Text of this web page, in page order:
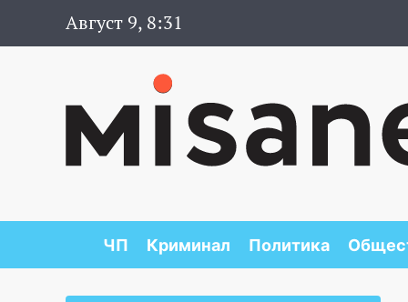
Август 9, 8:31
ЧП Криминал Политика